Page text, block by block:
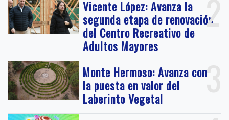
2
Vicente López: Avanza la
segunda etapa de renovación
del Centro Recreativo de
Adultos Mayores
3
Monte Hermoso: Avanza con
la puesta en valor del
Laberinto Vegetal